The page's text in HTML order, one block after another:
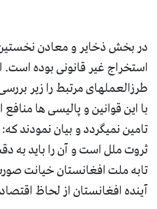
در بخش ذخایر و معادن
استخراج غیر قانونی بوده است.
طرزالعملهای مرتبط را زیر
با این قوانین و پالیسی ها
تامین نمیگردد و بیان نمودند
ثروت ملل است و آن را باید به
تابه ملت افغانستان خیانت
آینده افغانستان از لحاظ